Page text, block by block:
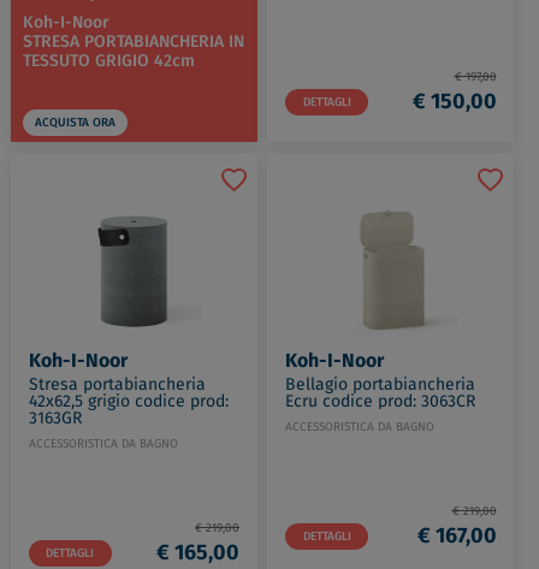
Koh-I-Noor
STRESA PORTABIANCHERIA IN
TESSUTO GRIGIO 42cm
ACQUISTA ORA
DETTAGLI
€ 197,00
€ 150,00
Koh-I-Noor
Stresa portabiancheria
42x62,5 grigio codice prod:
3163GR
ACCESSORISTICA DA BAGNO
DETTAGLI
€ 219,00
€ 165,00
Koh-I-Noor
Bellagio portabiancheria
Ecru codice prod: 3063CR
ACCESSORISTICA DA BAGNO
DETTAGLI
€ 219,00
€ 167,00